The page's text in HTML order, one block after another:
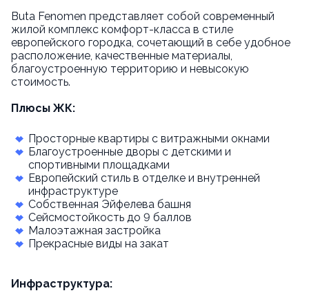
Buta Fenomen представляет собой современный
жилой комплекс комфорт-класса в стиле
европейского городка, сочетающий в себе удобное
расположение, качественные материалы,
благоустроенную территорию и невысокую
стоимость.
Плюсы ЖК:
Просторные квартиры с витражными окнами
Благоустроенные дворы с детскими и
спортивными площадками
Европейский стиль в отделке и внутренней
инфраструктуре
Собственная Эйфелева башня
Сейсмостойкость до 9 баллов
Малоэтажная застройка
Прекрасные виды на закат
Инфраструктура: